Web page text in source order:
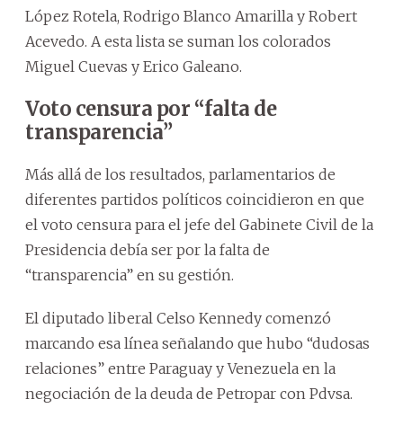
López Rotela, Rodrigo Blanco Amarilla y Robert
Acevedo. A esta lista se suman los colorados
Miguel Cuevas y Erico Galeano.
Voto censura por “falta de
transparencia”
Más allá de los resultados, parlamentarios de
diferentes partidos políticos coincidieron en que
el voto censura para el jefe del Gabinete Civil de la
Presidencia debía ser por la falta de
“transparencia” en su gestión.
El diputado liberal Celso Kennedy comenzó
marcando esa línea señalando que hubo “dudosas
relaciones” entre Paraguay y Venezuela en la
negociación de la deuda de Petropar con Pdvsa.